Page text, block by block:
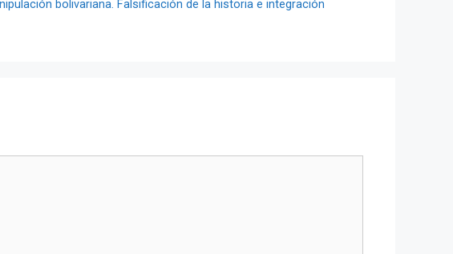
bolivariana. Falsificación de la historia e integración